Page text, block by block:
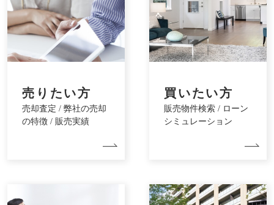
売りたい方
売却査定 / 弊社の売却
の特徴 / 販売実績
買いたい方
販売物件検索 / ローン
シミュレーション